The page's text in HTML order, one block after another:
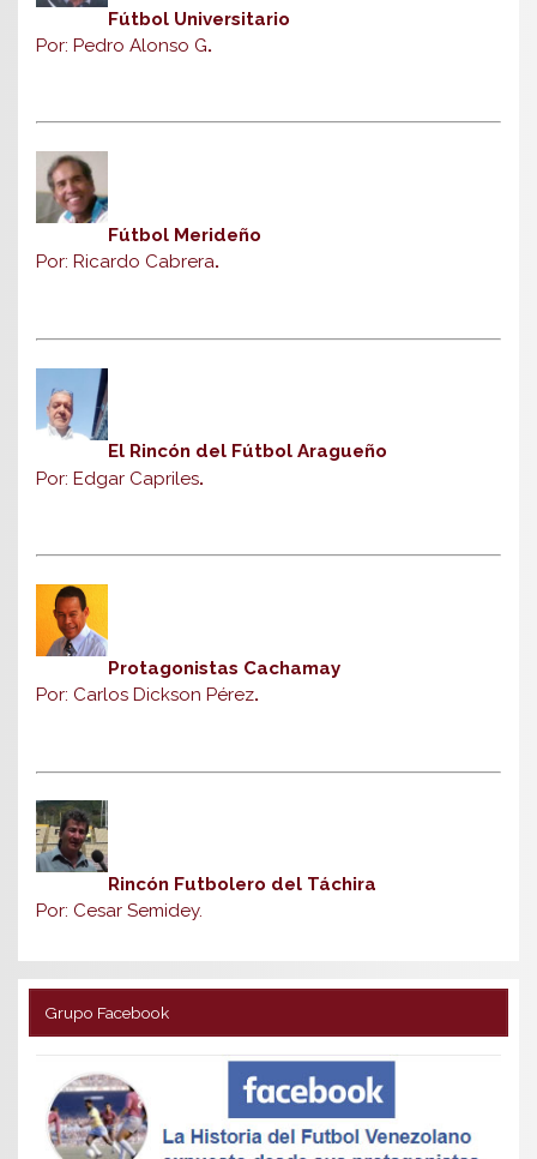
Fútbol Universitario
Por: Pedro Alonso G.
Fútbol Merideño
Por: Ricardo Cabrera.
El Rincón del Fútbol Aragueño
Por: Edgar Capriles.
Protagonistas Cachamay
Por: Carlos Dickson Pérez.
Rincón Futbolero del Táchira
Por: Cesar Semidey.
Grupo Facebook